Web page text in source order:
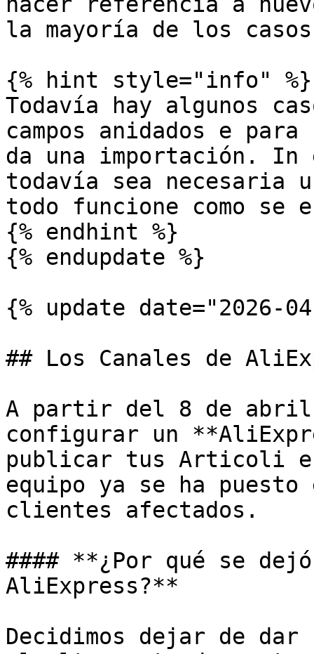
la mayoría de los
{% hint style="info" %}
Todavía hay algunos
campos anidados e
da una importación. In
todavía sea necesaria
todo funcione como se
{% endhint %}
{% endupdate %}
{% update date="2026-
## Los Canales de
A partir del 8 de abril
configurar un
publicar tus Articoli
equipo ya se ha
clientes afectados.
#### **¿Por qué se
AliExpress?**
Decidimos dejar de